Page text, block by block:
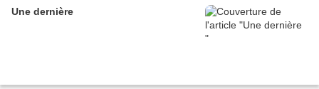
Une dernière